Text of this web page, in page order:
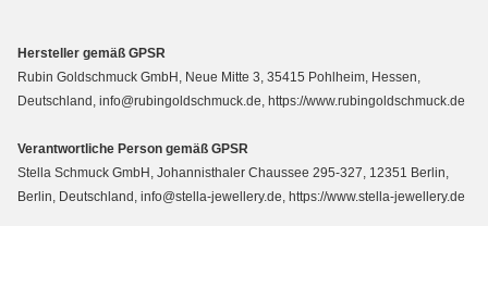
Hersteller gemäß GPSR
Rubin Goldschmuck GmbH, Neue Mitte 3, 35415 Pohlheim, Hessen,
Deutschland, info@rubingoldschmuck.de, https://www.rubingoldschmuck.de
Verantwortliche Person gemäß GPSR
Stella Schmuck GmbH, Johannisthaler Chaussee 295-327, 12351 Berlin,
Berlin, Deutschland, info@stella-jewellery.de, https://www.stella-jewellery.de